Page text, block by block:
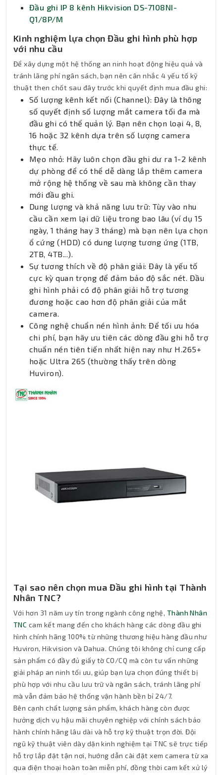
Đầu ghi IP 8 kênh Hikvision DS-7108NI-
Q1/8P/M
Kinh nghiệm lựa chọn Đầu ghi hình phù hợp
với nhu cầu
Để xây dựng một hệ thống an ninh hoạt động hiệu quả và
tránh lãng phí ngân sách, bạn nên cân nhắc 4 yếu tố kỹ
thuật then chốt sau đây trước khi quyết định mua đầu ghi:
Số lượng kênh kết nối (Channel): Đây là thông
số quyết định số lượng mắt camera tối đa mà
đầu ghi có thể quản lý. Bạn nên chọn loại 4, 8,
16 hoặc 32 kênh dựa trên số lượng camera
thực tế.
Mẹo nhỏ: Hãy luôn chọn đầu ghi dư ra 1-2 kênh
dự phòng để có thể dễ dàng lắp thêm camera
mở rộng hệ thống về sau mà không cần thay
mới đầu ghi.
Dung lượng và khả năng lưu trữ: Tùy vào nhu
cầu cần xem lại dữ liệu trong bao lâu (ví dụ 15
ngày, 1 tháng hay 3 tháng) mà bạn nên lựa chọn
ổ cứng (HDD) có dung lượng tương ứng (1TB,
2TB, 4TB...).
Sự tương thích về độ phân giải: Đây là yếu tố
cực kỳ quan trọng để đảm bảo độ sắc nét. Đầu
ghi hình phải có độ phân giải hỗ trợ tương
đương hoặc cao hơn độ phân giải của mắt
camera.
Công nghệ chuẩn nén hình ảnh: Để tối ưu hóa
chi phí, bạn hãy ưu tiên các dòng đầu ghi hỗ trợ
chuẩn nén tiên tiến nhất hiện nay như H.265+
hoặc Ultra 265 (thường thấy trên dòng
Huviron).
Tại sao nên chọn mua Đầu ghi hình tại Thành
Nhân TNC?
Với hơn 31 năm uy tín trong ngành công nghệ, Thành Nhân
TNC cam kết mang đến cho khách hàng các dòng đầu ghi
hình chính hãng 100% từ những thương hiệu hàng đầu như
Huviron, Hikvision và Dahua. Chúng tôi không chỉ cung cấp
sản phẩm có đầy đủ giấy tờ CO/CQ mà còn tư vấn những
giải pháp an ninh tối ưu, giúp bạn lựa chọn đúng thiết bị
phù hợp với nhu cầu lưu trữ và ngân sách, tránh lãng phí
mà vẫn đảm bảo hệ thống vận hành bền bỉ 24/7.
Bên cạnh chất lượng sản phẩm, khách hàng còn được
hưởng dịch vụ hậu mãi chuyên nghiệp với chính sách bảo
hành chính hãng lâu dài và hỗ trợ kỹ thuật trọn đời. Đội
ngũ kỹ thuật viên dày dặn kinh nghiệm tại TNC sẽ trực tiếp
hỗ trợ lắp đặt tận nơi, hướng dẫn cài đặt xem camera từ xa
qua điện thoại hoàn toàn miễn phí, đồng thời cam kết xử lý